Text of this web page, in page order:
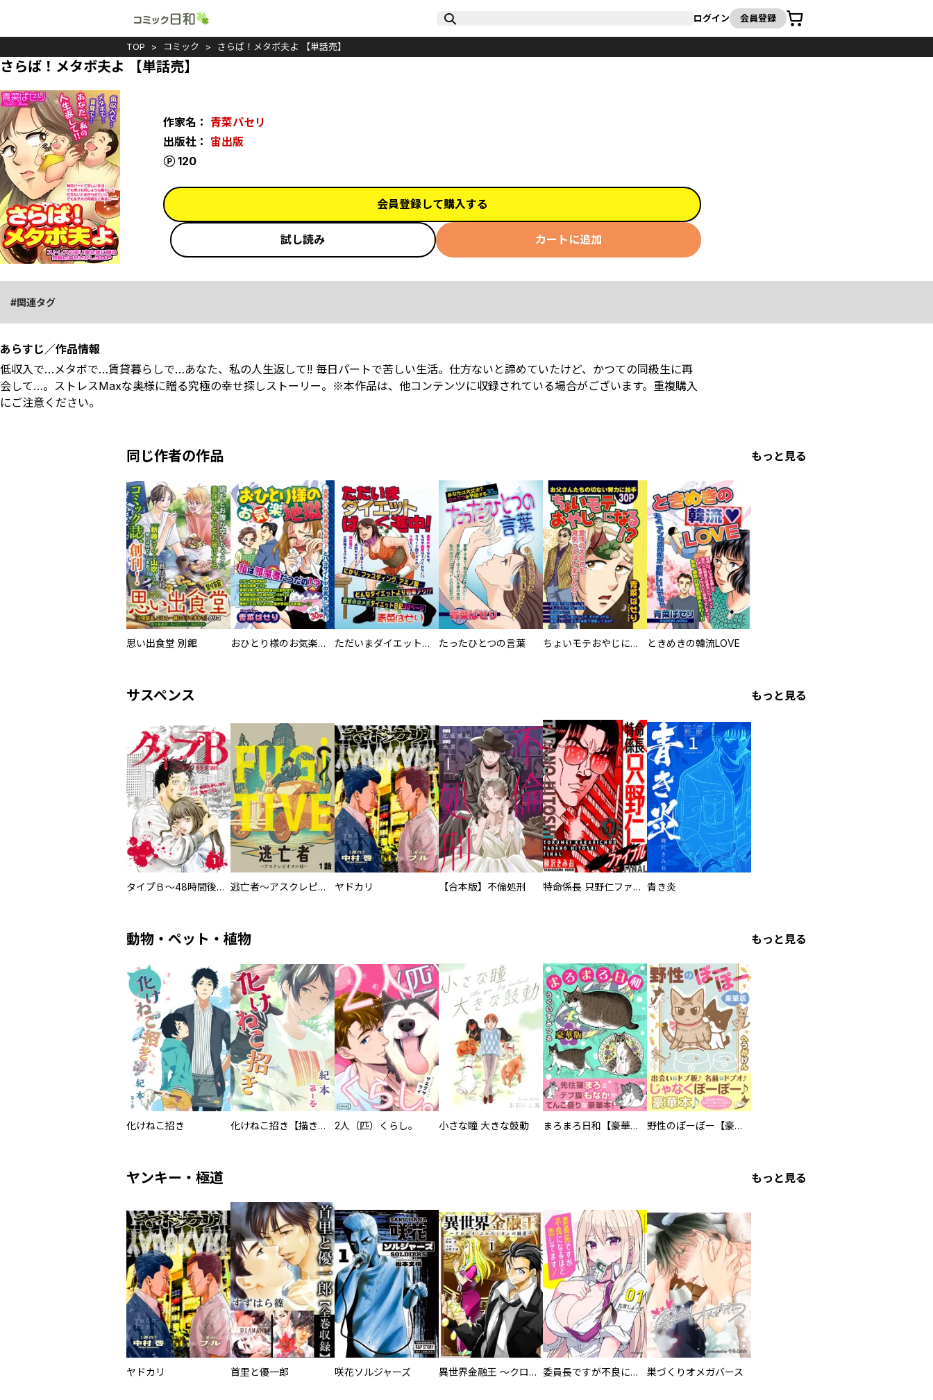
ログイン 会員登録
カート
TOP コミック さらば！メタボ夫よ 【単話売】
さらば！メタボ夫よ 【単話売】
作家名： 青菜パセリ
出版社： 宙出版
120
会員登録して購入する
試し読み カートに追加
関連タグ
あらすじ／作品情報
低収入で…メタボで…賃貸暮らしで…あなた、私の人生返して!! 毎日パートで苦しい生活。仕方ないと諦めていたけど、かつての同級生に再
会して…。ストレスMaxな奥様に贈る究極の幸せ探しストーリー。※本作品は、他コンテンツに収録されている場合がございます。重複購入
にご注意ください。
同じ作者の作品 もっと見る
思い出食堂 別館 おひとり様のお気楽地獄 ただいまダイエットばく進中！ たったひとつの言葉 ちょいモテおやじになる！？ ときめきの韓流LOVE
サスペンス もっと見る
タイプＢ～48時間後、致死率100％～【単話】 逃亡者～アスクレピオスの杖～ ヤドカリ 【合本版】不倫処刑 特命係長 只野仁ファイナル 愛蔵版 青き炎
動物・ペット・植物 もっと見る
化けねこ招き 化けねこ招き【描きおろし付合冊版】 2人（匹）くらし。 小さな瞳 大きな鼓動 まろまろ日和【豪華版】 野性のぽーぽー【豪華版】
ヤンキー・極道 もっと見る
ヤドカリ 首里と優一郎 咲花ソルジャーズ 異世界金融王 ～クローネ・ゴルディオンの覇道～ 委員長ですが不良になるほど恋してます！ 巣づくりオメガバース